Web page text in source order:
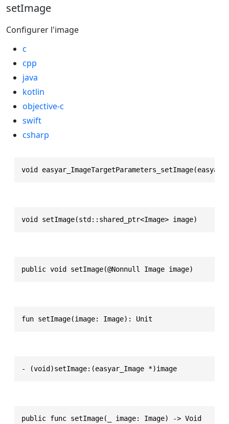
setImage
Configurer l'image
c
cpp
java
kotlin
objective-c
swift
csharp
void
void setImage(std::shared_ptr<Image> image)
public void setImage(@Nonnull Image image)
fun setImage(image: Image): Unit
- (void)setImage:(easyar_Image *)image
public func setImage(_ image: Image) -> Void